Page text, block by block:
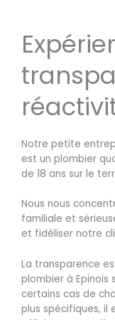
Notre petite
est un plombier
de 18 ans sur le
Nous nous
familiale et
et fidéliser notre
La transparence
plombier à Epinois
certains cas de
plus spécifiques, il